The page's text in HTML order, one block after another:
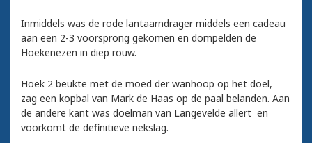
Inmiddels was de rode lantaarndrager middels een cadeau
aan een 2-3 voorsprong gekomen en dompelden de
Hoekenezen in diep rouw.
Hoek 2 beukte met de moed der wanhoop op het doel,
zag een kopbal van Mark de Haas op de paal belanden. Aan
de andere kant was doelman van Langevelde allert en
voorkomt de definitieve nekslag.